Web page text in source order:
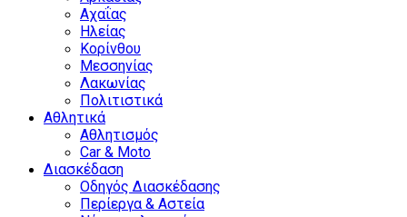
Αχαΐας
Ηλείας
Κορίνθου
Μεσσηνίας
Λακωνίας
Πολιτιστικά
Αθλητικά
Αθλητισμός
Car & Moto
Διασκέδαση
Οδηγός Διασκέδασης
Περίεργα & Αστεία